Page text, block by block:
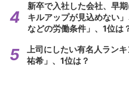
新卒で入社した会社、早
キルアップが見込めない
などの労働条件」、1位は
上司にしたい有名人ラン
祐希」、1位は？